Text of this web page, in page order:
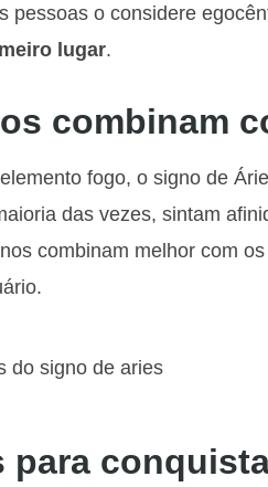
pessoas o considere
lugar.
combinam
fogo, o signo de
das vezes, sintam
combinam melhor com
para